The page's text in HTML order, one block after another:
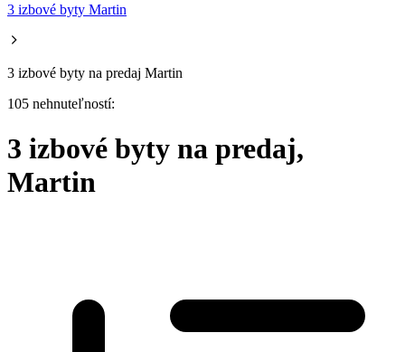
3 izbové byty Martin
3 izbové byty na predaj Martin
105 nehnuteľností:
3 izbové byty na predaj,
Martin